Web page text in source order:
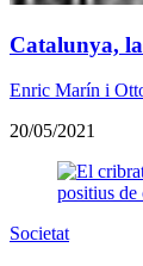
Catalunya,
Enric Marín i
20/05/2021
Societat